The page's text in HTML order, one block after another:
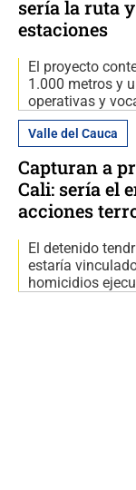
sería la ruta
estaciones
El proyecto
1.000 metros y
operativas y
Valle del Cauca
Capturan a
Cali: sería el
acciones
El detenido
estaría
homicidios